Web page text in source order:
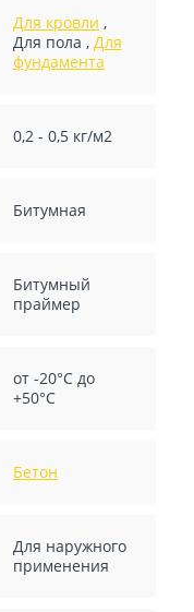
Для кровли ,
Для пола , Для
фундамента
0,2 - 0,5 кг/м2
Битумная
Битумный
праймер
от -20°С до
+50°С
Бетон
Для наружного
применения